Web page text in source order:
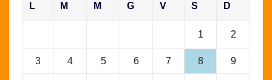
L M M G V S D
1 2
3 4 5 6 7 8 9